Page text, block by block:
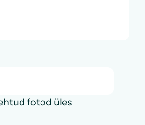
fotod üles